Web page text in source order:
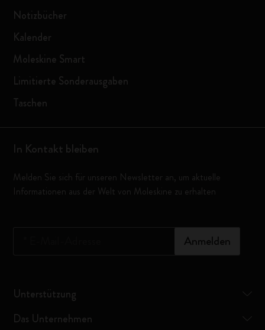
Notizbücher
Kalender
Moleskine Smart
Limitierte Sonderausgaben
Taschen
In Kontakt bleiben
Melden Sie sich für unseren Newsletter an, um aktuelle
Informationen aus der Welt von Moleskine zu erhalten
Anmelden
Unterstützung
Das Unternehmen